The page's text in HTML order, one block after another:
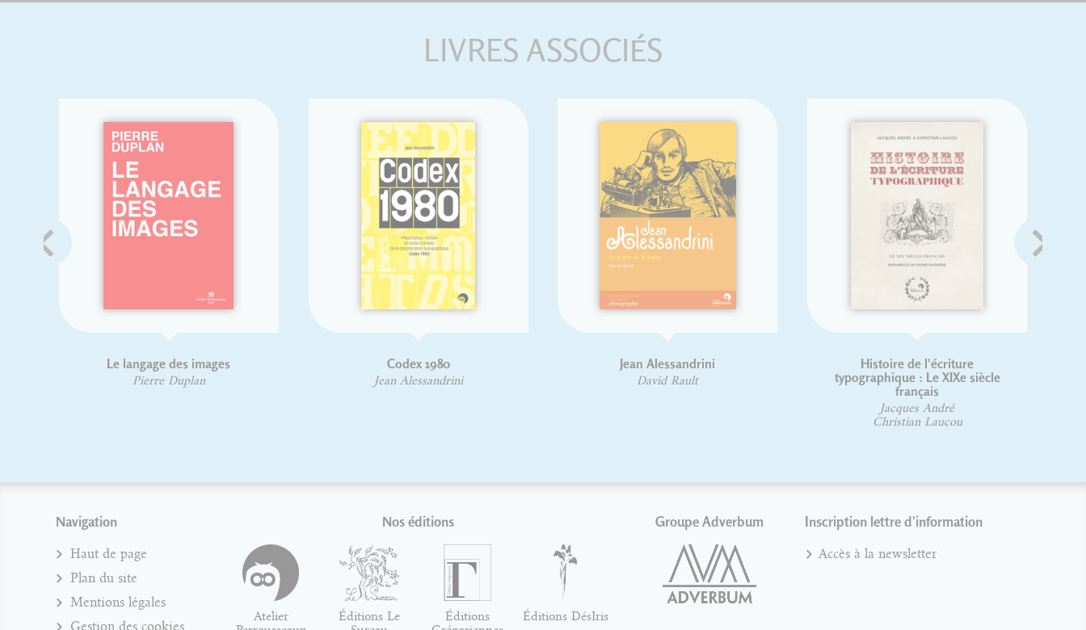
LIVRES ASSOCIÉS
Le langage des images
Jean Alessandrini
Jean Alessandrini
Histoire de l'écriture
typographique : Le XIXe siècle
Christian Laucou
Navigation
Haut de page
Plan du site
Mentions légales
Gestion des cookies
Nos éditions
Atelier
Éditions Le
Éditions
Éditions DésIris
Groupe Adverbum Inscription lettre d'information
Accès à la newsletter